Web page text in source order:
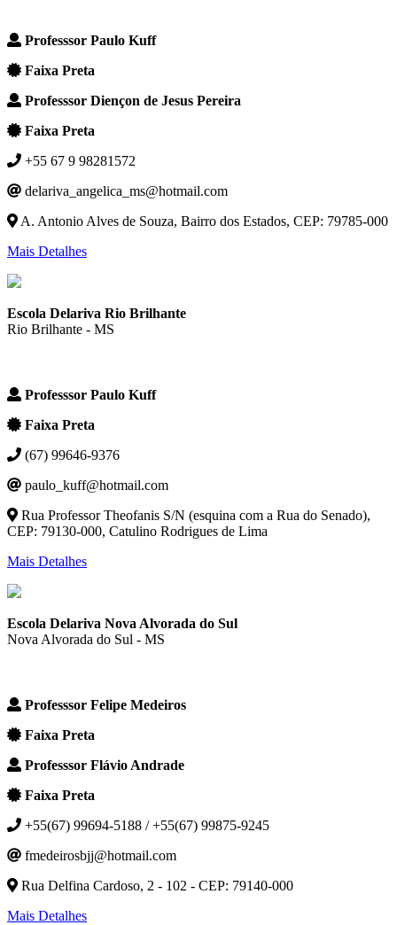
Professsor Paulo Kuff
Faixa Preta
Professsor Diençon de Jesus Pereira
Faixa Preta
+55 67 9 98281572
delariva_angelica_ms@hotmail.com
A. Antonio Alves de Souza, Bairro dos Estados, CEP: 79785-000
Mais Detalhes
Escola Delariva Rio Brilhante
Rio Brilhante - MS
Professsor Paulo Kuff
Faixa Preta
(67) 99646-9376
paulo_kuff@hotmail.com
Rua Professor Theofanis S/N (esquina com a Rua do Senado),
CEP: 79130-000, Catulino Rodrigues de Lima
Mais Detalhes
Escola Delariva Nova Alvorada do Sul
Nova Alvorada do Sul - MS
Professsor Felipe Medeiros
Faixa Preta
Professsor Flávio Andrade
Faixa Preta
+55(67) 99694-5188 / +55(67) 99875-9245
fmedeirosbjj@hotmail.com
Rua Delfina Cardoso, 2 - 102 - CEP: 79140-000
Mais Detalhes